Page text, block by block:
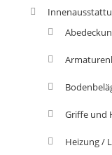
Griffe und
Heizung /